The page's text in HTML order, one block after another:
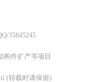
35845245
构件扩产等项目
(转载时请保留)